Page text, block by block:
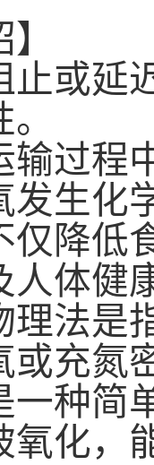
止或延
输过程
发生化
仅降低
人体健
理法是
或充氮
一种简
氧化，